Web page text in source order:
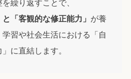
繰り返すことで、
と「客観的な修正能力」 が養
習や社会生活における「自
に直結します。